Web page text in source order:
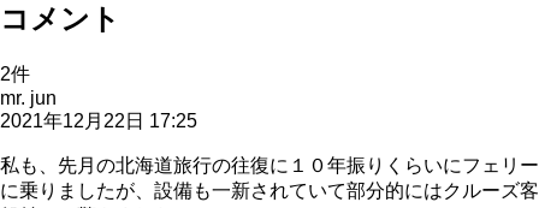
コメント
2件
mr. jun
2021年12月22日 17:25
私も、先月の北海道旅行の往復に１０年振りくらいにフェリー
に乗りましたが、設備も一新されていて部分的にはクルーズ客